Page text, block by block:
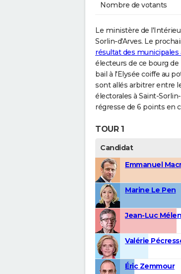
Nombre de votants
Le ministère de
Sorlin-d'Arves. Le
résultat des municipales
électeurs de ce bourg de
bail à l'Elysée coiffe au
sont allés arbitrer entre
électorales à Saint-
régresse de 6 points en
TOUR 1
Candidat
Emmanuel
Marine Le Pen
Jean-Luc
Valérie
Éric Zemmour